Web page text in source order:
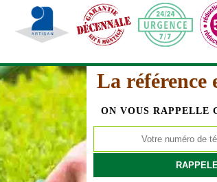
La référence
ON VOUS RAPPELLE